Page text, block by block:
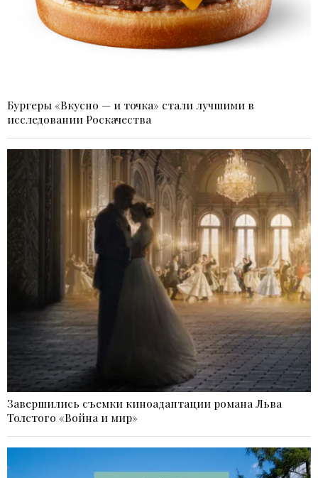
Бургеры «Вкусно — и точка» стали лучшими в
исследовании Роскачества
Завершились съемки киноадаптации романа Льва
Толстого «Война и мир»